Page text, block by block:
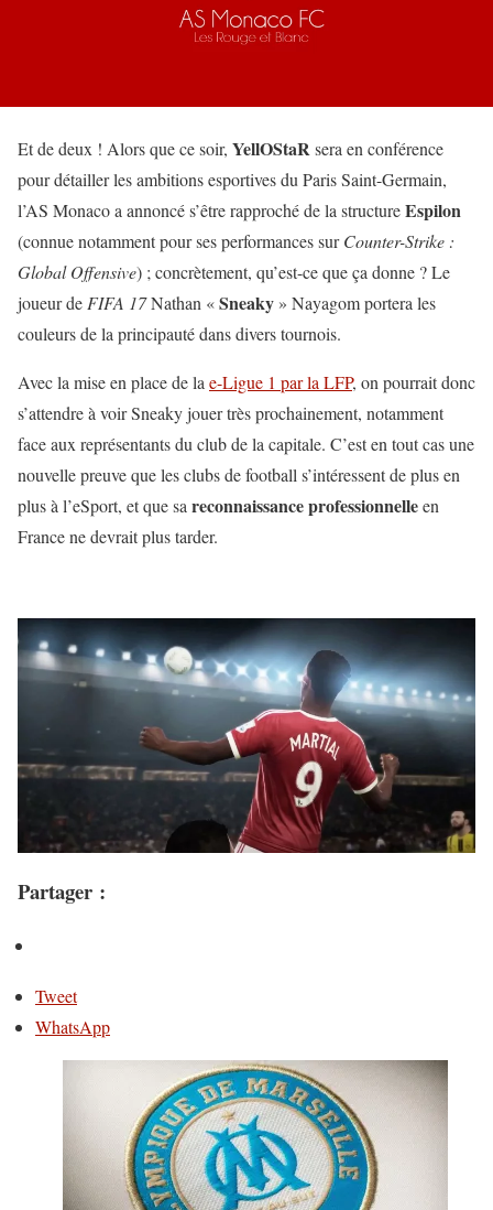
Et de deux ! Alors que ce soir, YellOStaR sera en conférence
pour détailler les ambitions esportives du Paris Saint-Germain,
l’AS Monaco a annoncé s’être rapproché de la structureEspilon
(connue notamment pour ses performances surCounter-Strike :
Global Offensive) ; concrètement, qu’est-ce que ça donne ? Le
joueur de FIFA 17Nathan «Sneaky » Nayagom portera les
couleurs de la principauté dans divers tournois.
Avec la mise en place de la e-Ligue 1 par la LFP, on pourrait donc
s’attendre à voir Sneaky jouer très prochainement, notamment
face aux représentants du club de la capitale. C’est en tout cas une
nouvelle preuve que les clubs de football s’intéressent de plus en
plus à l’eSport, et que sa reconnaissance professionnelleen
France ne devrait plus tarder.
Partager :
Tweet
WhatsApp